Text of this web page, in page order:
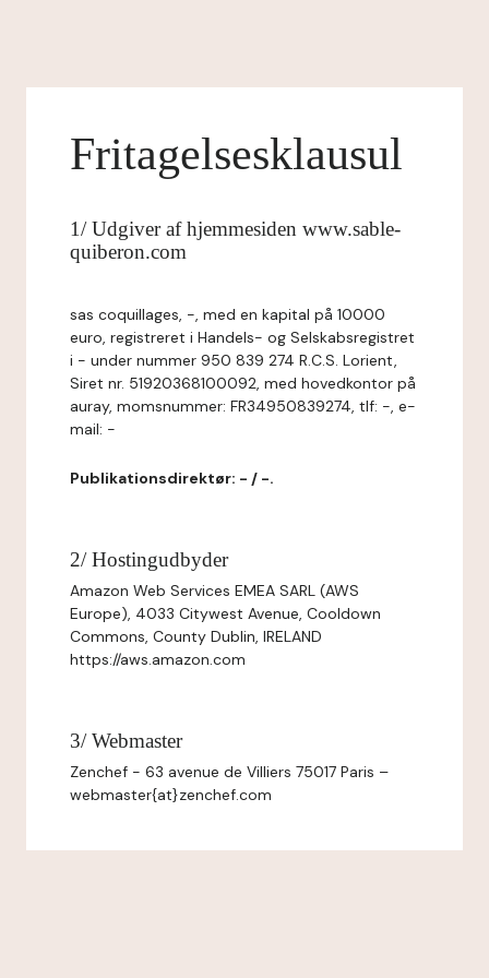
Fritagelsesklausul
1/ Udgiver af hjemmesiden www.sable-
quiberon.com
sas coquillages, -, med en kapital på 10000
euro, registreret i Handels- og Selskabsregistret
i - under nummer 950 839 274 R.C.S. Lorient,
Siret nr. 51920368100092, med hovedkontor på
auray, momsnummer: FR34950839274, tlf: -, e-
mail: -
Publikationsdirektør: - / -.
2/ Hostingudbyder
Amazon Web Services EMEA SARL (AWS
Europe), 4033 Citywest Avenue, Cooldown
Commons, County Dublin, IRELAND
https://aws.amazon.com
3/ Webmaster
Zenchef - 63 avenue de Villiers 75017 Paris –
webmaster{at}zenchef.com